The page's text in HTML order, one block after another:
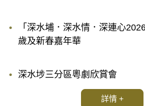
「深水埔．深水情．深連心
歲及新春嘉年華
深水埗三分區粵劇欣賞會
詳情 +